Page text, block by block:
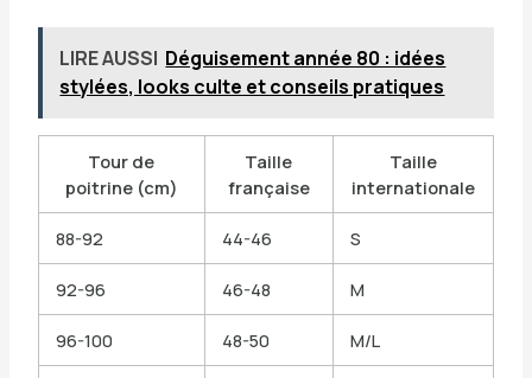
LIRE AUSSI Déguisement année 80 : idées
stylées, looks culte et conseils pratiques
Tour de
poitrine (cm)
Taille
française
Taille
internationale
88-92 44-46 S
92-96 46-48 M
96-100 48-50 M/L